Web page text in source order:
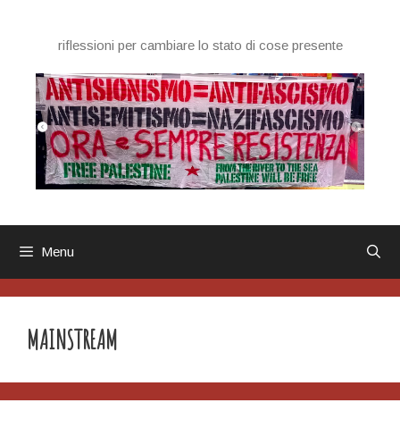
contenutoriflessioni per cambiare lo stato di cose presente
Menu
MAINSTREAM